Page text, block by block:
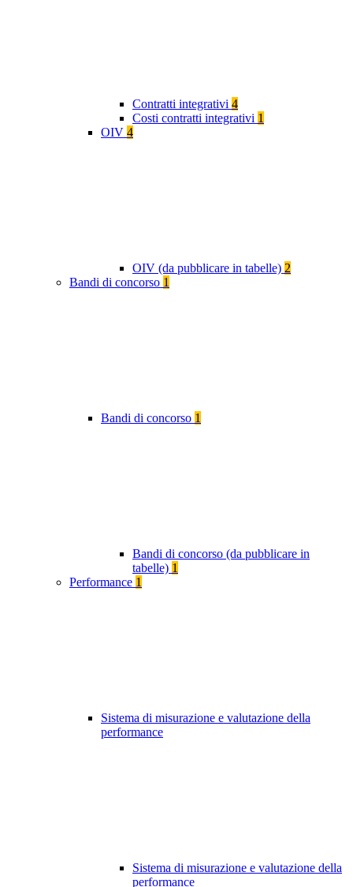
Contratti integrativi 4
Costi contratti integrativi 1
OIV 4
OIV (da pubblicare in tabelle) 2
Bandi di concorso 1
Bandi di concorso 1
Bandi di concorso (da pubblicare in
tabelle) 1
Performance 1
Sistema di misurazione e valutazione della
performance
Sistema di misurazione e valutazione della
performance